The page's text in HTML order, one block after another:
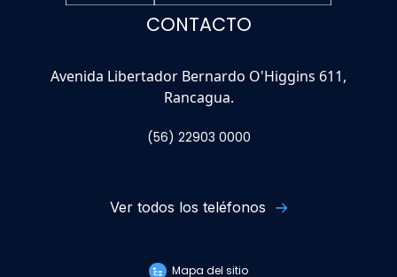
CONTACTO
Avenida Libertador Bernardo O'Higgins 611,
Rancagua.
(56) 22903 0000
Ver todos los teléfonos
Mapa del sitio